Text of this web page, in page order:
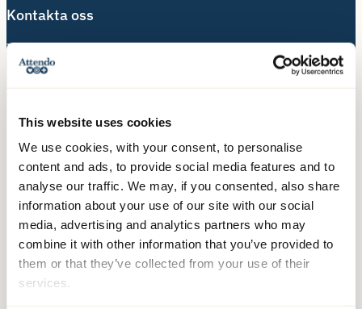
This website uses cookies
We use cookies, with your consent, to personalise
content and ads, to provide social media features and to
analyse our traffic. We may, if you consented, also share
information about your use of our site with our social
media, advertising and analytics partners who may
combine it with other information that you’ve provided to
them or that they’ve collected from your use of their
services.
Kontakta oss
Telefon:010-140 10 70
113 31 Stockholm
Postadress:
Box 3020, 103 61 Stockholm
Våra tjänster
Äldreboende